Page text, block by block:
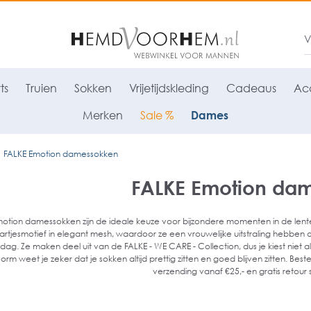
Truien Sokken Vrijetijdskleding Cadeaus
Merken Sale % Dames
FALKE Emotion damessokken
FALKE Emotion
damessokken zijn de ideale keuze voor bijzondere momenten in de
in elegant mesh, waardoor ze een vrouwelijke uitstraling
Ze maken deel uit van de FALKE - WE CARE - Collection, dus je kiest
weet je zeker dat je sokken altijd prettig zitten en goed blijven zitten.
verzending vanaf €25,- en gratis retour